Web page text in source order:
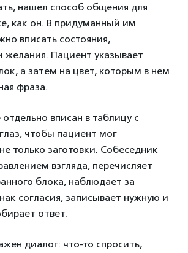
нашел способ общения для
как он. В придуманный им
вписать состояния,
желания. Пациент указывает
а затем на цвет, которым в нем
фраза.
вписан в таблицу с
чтобы пациент мог
только заготовки. Собеседник
взгляда, перечисляет
блока, наблюдает за
согласия, записывает нужную и
ответ.
диалог: что-то спросить,